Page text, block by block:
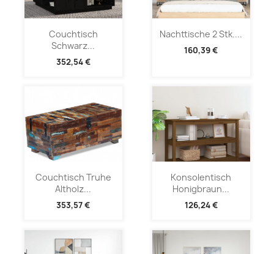
Couchtisch
Schwarz...
352,54 €
Nachttische 2 Stk....
160,39 €
Couchtisch Truhe
Altholz...
353,57 €
Konsolentisch
Honigbraun...
126,24 €